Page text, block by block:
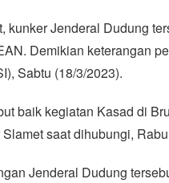
kunker Jenderal Dudung
Demikian keterangan
Sabtu (18/3/2023).
baik kegiatan Kasad di
Slamet saat dihubungi,
Jenderal Dudung